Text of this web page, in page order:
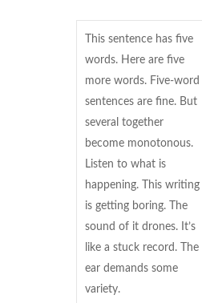
This sentence has five
words. Here are five
more words. Five-word
sentences are fine. But
several together
become monotonous.
Listen to what is
happening. This writing
is getting boring. The
sound of it drones. It’s
like a stuck record. The
ear demands some
variety.